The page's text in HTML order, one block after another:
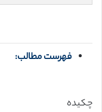
فهرست مطالب:
چکیده